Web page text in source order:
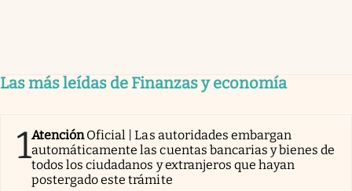
Las más leídas de Finanzas y economía
1AtenciónOficial | Las autoridades embargan
automáticamente las cuentas bancarias y bienes de
todos los ciudadanos y extranjeros que hayan
postergado este trámite